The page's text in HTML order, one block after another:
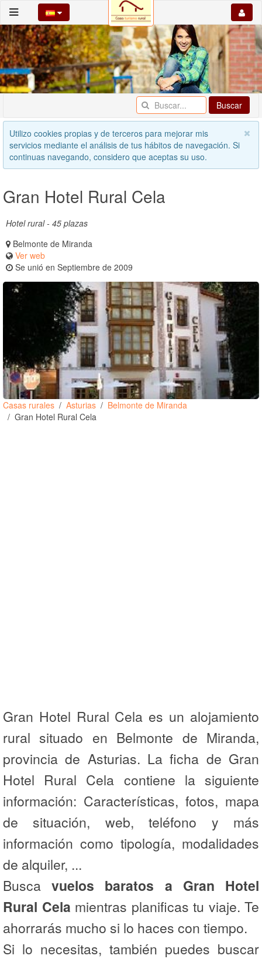
Buscar
Utilizo cookies propias y de terceros para mejorar mis
servicios mediante el análisis de tus hábitos de navegación. Si
continuas navegando, considero que aceptas su uso.
Gran Hotel Rural Cela
Hotel rural - 45 plazas
Belmonte de Miranda
Ver web
Se unió en Septiembre de 2009
Casas rurales Asturias
Belmonte de Miranda
Gran Hotel Rural Cela
Gran Hotel Rural Cela es un alojamiento
rural situado en Belmonte de Miranda,
provincia de Asturias. La ficha de Gran
Hotel Rural Cela contiene la siguiente
información: Características, fotos, mapa
de situación, web, teléfono y más
información como tipología, modalidades
de alquiler, ...
Buscavuelos baratos a Gran Hotel
Rural Cela mientras planificas tu viaje. Te
ahorrarás mucho si lo haces con tiempo.
Si lo necesitas, también puedes buscar